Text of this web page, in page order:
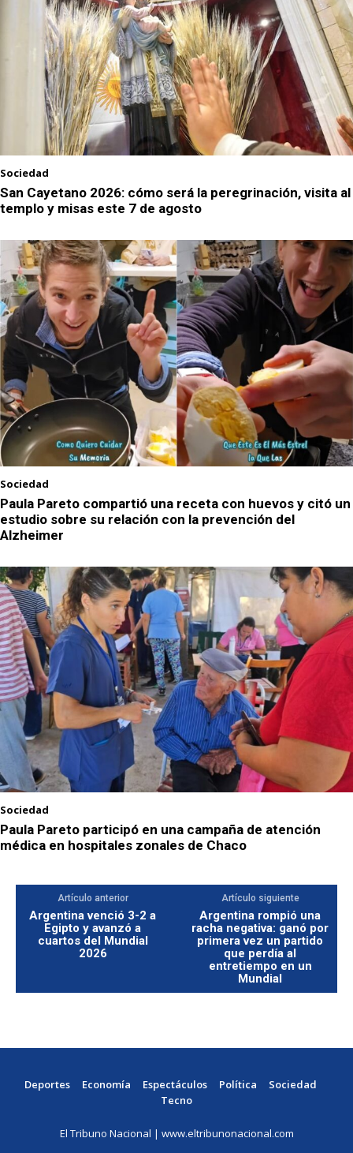
Sociedad
San Cayetano 2026: cómo será la peregrinación, visita al
templo y misas este 7 de agosto
Sociedad
Paula Pareto compartió una receta con huevos y citó un
estudio sobre su relación con la prevención del
Alzheimer
Sociedad
Paula Pareto participó en una campaña de atención
médica en hospitales zonales de Chaco
Artículo anterior
Argentina venció 3-2 a
Egipto y avanzó a
cuartos del Mundial
2026
Artículo siguiente
Argentina rompió una
racha negativa: ganó por
primera vez un partido
que perdía al
entretiempo en un
Mundial
Deportes Economía Espectáculos Política
Sociedad
Tecno
El Tribuno Nacional | www.eltribunonacional.com